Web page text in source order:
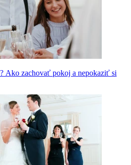
Ako zachovať pokoj a nepokaziť si